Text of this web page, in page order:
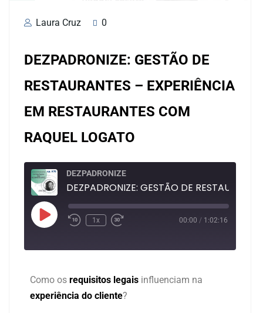
Laura Cruz 0
DEZPADRONIZE: GESTÃO DE
RESTAURANTES – EXPERIÊNCIA
EM RESTAURANTES COM
RAQUEL LOGATO
DEZPADRONIZE
1x 00:00 / 1:02:16
Como os requisitos legais influenciam na
experiência do cliente?